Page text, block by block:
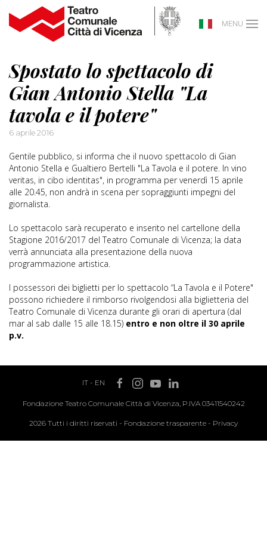
MENU
Spostato lo spettacolo di
Gian Antonio Stella "La
tavola e il potere"
6 aprile 2016
Gentile pubblico, si informa che il nuovo spettacolo di Gian
Antonio Stella e Gualtiero Bertelli "La Tavola e il potere. In vino
veritas, in cibo identitas", in programma per venerdì 15 aprile
alle 20.45, non andrà in scena per sopraggiunti impegni del
giornalista.
Lo spettacolo sarà recuperato e inserito nel cartellone della
Stagione 2016/2017 del Teatro Comunale di Vicenza; la data
verrà annunciata alla presentazione della nuova
programmazione artistica.
I possessori dei biglietti per lo spettacolo “La Tavola e il Potere"
possono richiedere il rimborso rivolgendosi alla biglietteria del
Teatro Comunale di Vicenza durante gli orari di apertura (dal
mar al sab dalle 15 alle 18.15) entro e non oltre il 30 aprile
p.v.
IT- EN
Fondazione Teatro Comunale Città di Vicenza, P.IVA 03411540242
2026 Tutti i diritti riservati - Fondazione trasparente - Privacy